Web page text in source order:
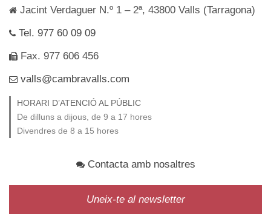
Jacint Verdaguer N.º 1 – 2ª, 43800 Valls (Tarragona)
Tel. 977 60 09 09
Fax. 977 606 456
valls@cambravalls.com
HORARI D’ATENCIÓ AL PÚBLIC
De dilluns a dijous, de 9 a 17 hores
Divendres de 8 a 15 hores
Contacta amb nosaltres
Uneix-te al newsletter